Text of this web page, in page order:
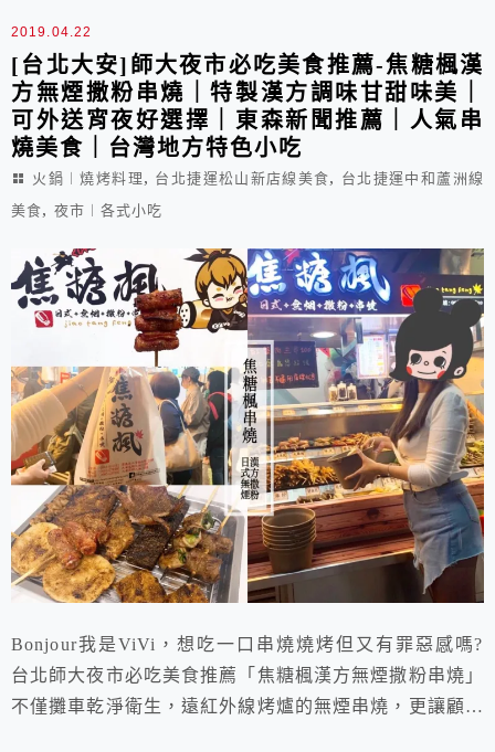
2019.04.22
[台北大安]師大夜市必吃美食推薦-焦糖楓漢
方無煙撒粉串燒｜特製漢方調味甘甜味美｜
可外送宵夜好選擇｜東森新聞推薦｜人氣串
燒美食｜台灣地方特色小吃
火鍋︱燒烤料理 , 台北捷運松山新店線美食, 台北捷運中和蘆洲線
美食, 夜市︱各式小吃
Bonjour我是ViVi，想吃一口串燒燒烤但又有罪惡感嗎?
台北師大夜市必吃美食推薦「焦糖楓漢方無煙撒粉串燒」
不僅攤車乾淨衛生，遠紅外線烤爐的無煙串燒，更讓顧客